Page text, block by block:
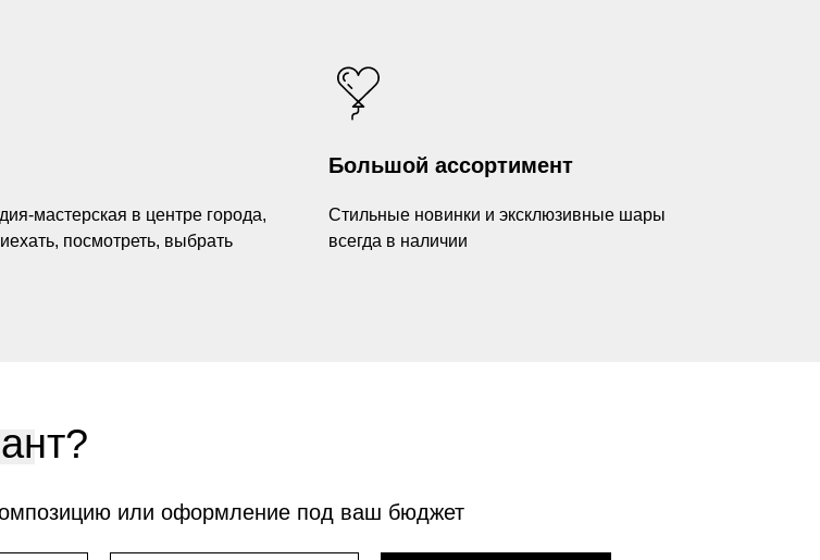
мастерская в центре города,
посмотреть, выбрать
Большой ассортимент
Стильные новинки и эксклюзивные шары
всегда в наличии
или оформление под ваш бюджет